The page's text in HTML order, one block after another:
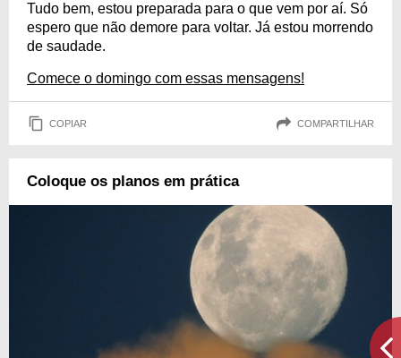
Tudo bem, estou preparada para o que vem por aí. Só
espero que não demore para voltar. Já estou morrendo
de saudade.
Comece o domingo com essas mensagens!
COPIAR COMPARTILHAR
Coloque os planos em prática